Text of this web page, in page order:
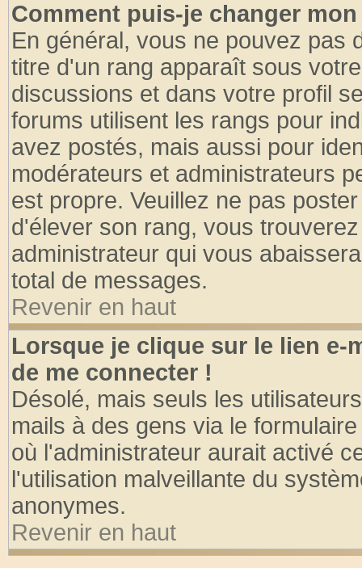
Comment puis-je changer
En général, vous ne pouvez pas
titre d'un rang apparaît sous
discussions et dans votre profil
forums utilisent les rangs pour
avez postés, mais aussi pour
modérateurs et administrateurs
est propre. Veuillez ne pas
d'élever son rang, vous
administrateur qui vous
total de messages.
Revenir en haut
Lorsque je clique sur le lien e-
de me connecter !
Désolé, mais seuls les
mails à des gens via le
où l'administrateur aurait activé
l'utilisation malveillante du
anonymes.
Revenir en haut